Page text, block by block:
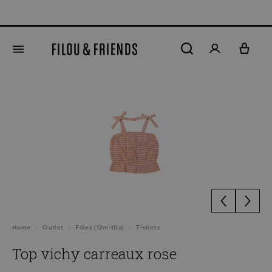
Home Outlet Filles (12m-10a) T-shirts
Top vichy carreaux rose